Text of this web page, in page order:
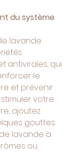
du système
lavande
antivirales, qui
le
et prévenir
votre
ajoutez
gouttes
lavande à
ou